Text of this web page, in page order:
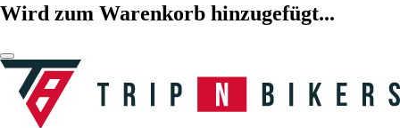
Wird zum Warenkorb hinzugefügt...